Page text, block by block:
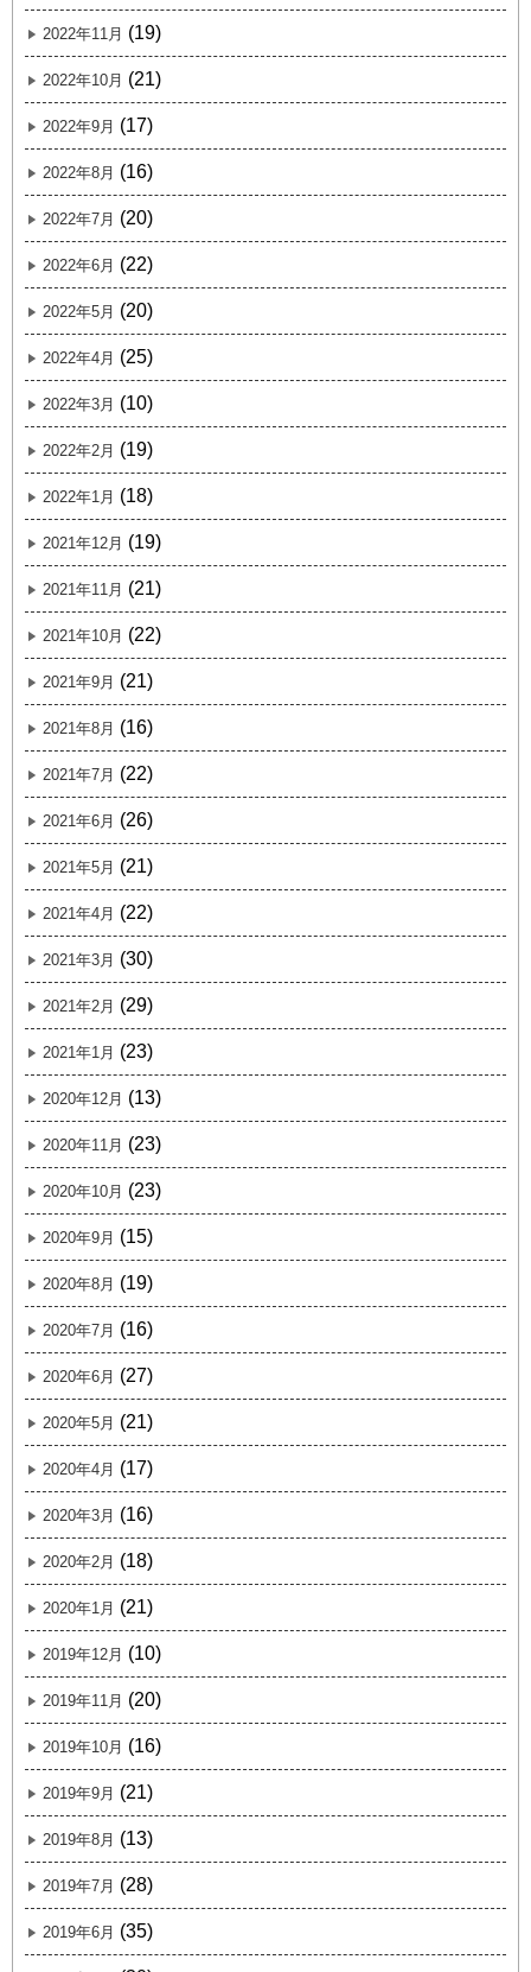
2022年11月 (19)
2022年10月 (21)
2022年9月 (17)
2022年8月 (16)
2022年7月 (20)
2022年6月 (22)
2022年5月 (20)
2022年4月 (25)
2022年3月 (10)
2022年2月 (19)
2022年1月 (18)
2021年12月 (19)
2021年11月 (21)
2021年10月 (22)
2021年9月 (21)
2021年8月 (16)
2021年7月 (22)
2021年6月 (26)
2021年5月 (21)
2021年4月 (22)
2021年3月 (30)
2021年2月 (29)
2021年1月 (23)
2020年12月 (13)
2020年11月 (23)
2020年10月 (23)
2020年9月 (15)
2020年8月 (19)
2020年7月 (16)
2020年6月 (27)
2020年5月 (21)
2020年4月 (17)
2020年3月 (16)
2020年2月 (18)
2020年1月 (21)
2019年12月 (10)
2019年11月 (20)
2019年10月 (16)
2019年9月 (21)
2019年8月 (13)
2019年7月 (28)
2019年6月 (35)